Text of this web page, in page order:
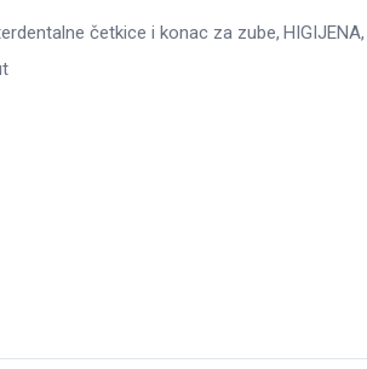
četkice i konac za zube HIGIJENA